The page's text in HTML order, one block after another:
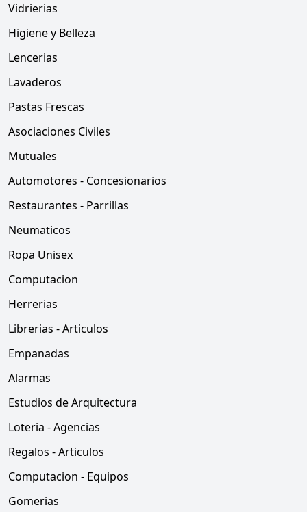
Vidrierias
Higiene y Belleza
Lencerias
Lavaderos
Pastas Frescas
Asociaciones Civiles
Mutuales
Automotores - Concesionarios
Restaurantes - Parrillas
Neumaticos
Ropa Unisex
Computacion
Herrerias
Librerias - Articulos
Empanadas
Alarmas
Estudios de Arquitectura
Loteria - Agencias
Regalos - Articulos
Computacion - Equipos
Gomerias